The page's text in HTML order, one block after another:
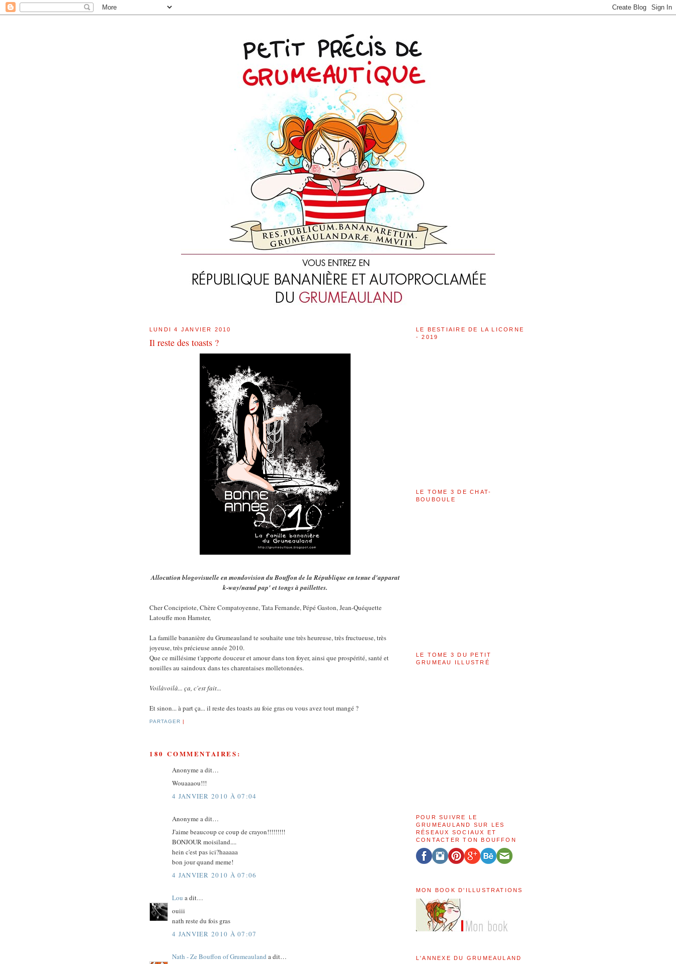
LUNDI 4 JANVIER 2010
Il reste des toasts ?
Allocution blogovisuelle en mondovision du Bouffon de la République en tenue d'apparat
k-way/nœud pap' et tongs à paillettes.
Cher Concipriote, Chère Compatoyenne, Tata Fernande, Pépé Gaston, Jean-Quéquette
Latouffe mon Hamster,
La famille bananière du Grumeauland te souhaite une très heureuse, très fructueuse, très
joyeuse, très précieuse année 2010.
Que ce millésime t'apporte douceur et amour dans ton foyer, ainsi que prospérité, santé et
nouilles au saindoux dans tes charentaises molletonnées.
Voilàvoilà... ça, c'est fait...
Et sinon... à part ça... il reste des toasts au foie gras ou vous avez tout mangé ?
PARTAGER |
180 COMMENTAIRES:
Anonyme a dit…
Wouaaaou!!!
4 JANVIER 2010 À 07:04
Anonyme a dit…
J'aime beaucoup ce coup de crayon!!!!!!!!!
BONJOUR moisiland....
hein c'est pas ici?haaaaa
bon jour quand meme!
4 JANVIER 2010 À 07:06
Lou a dit…
ouiii
nath reste du fois gras
4 JANVIER 2010 À 07:07
Nath - Ze Bouffon of Grumeauland a dit…
LE BESTIAIRE DE LA LICORNE
- 2019
LE TOME 3 DE CHAT-
BOUBOULE
LE TOME 3 DU PETIT
GRUMEAU ILLUSTRÉ
POUR SUIVRE LE
GRUMEAULAND SUR LES
RÉSEAUX SOCIAUX ET
CONTACTER TON BOUFFON
MON BOOK D'ILLUSTRATIONS
L'ANNEXE DU GRUMEAULAND